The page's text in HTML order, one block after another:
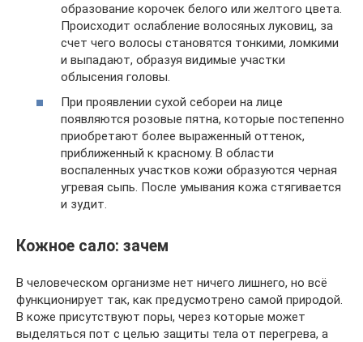
образование корочек белого или желтого цвета.
Происходит ослабление волосяных луковиц, за
счет чего волосы становятся тонкими, ломкими
и выпадают, образуя видимые участки
облысения головы.
При проявлении сухой себореи на лице
появляются розовые пятна, которые постепенно
приобретают более выраженный оттенок,
приближенный к красному. В области
воспаленных участков кожи образуются черная
угревая сыпь. После умывания кожа стягивается
и зудит.
Кожное сало: зачем
В человеческом организме нет ничего лишнего, но всё
функционирует так, как предусмотрено самой природой.
В коже присутствуют поры, через которые может
выделяться пот с целью защиты тела от перегрева, а